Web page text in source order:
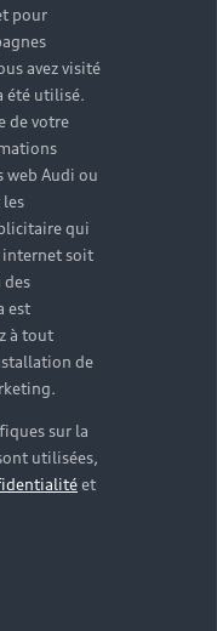
pour
avez visité
été utilisé.
de votre
web Audi ou
les
qui
internet soit
des
est
à tout
de
sur la
utilisées,
et